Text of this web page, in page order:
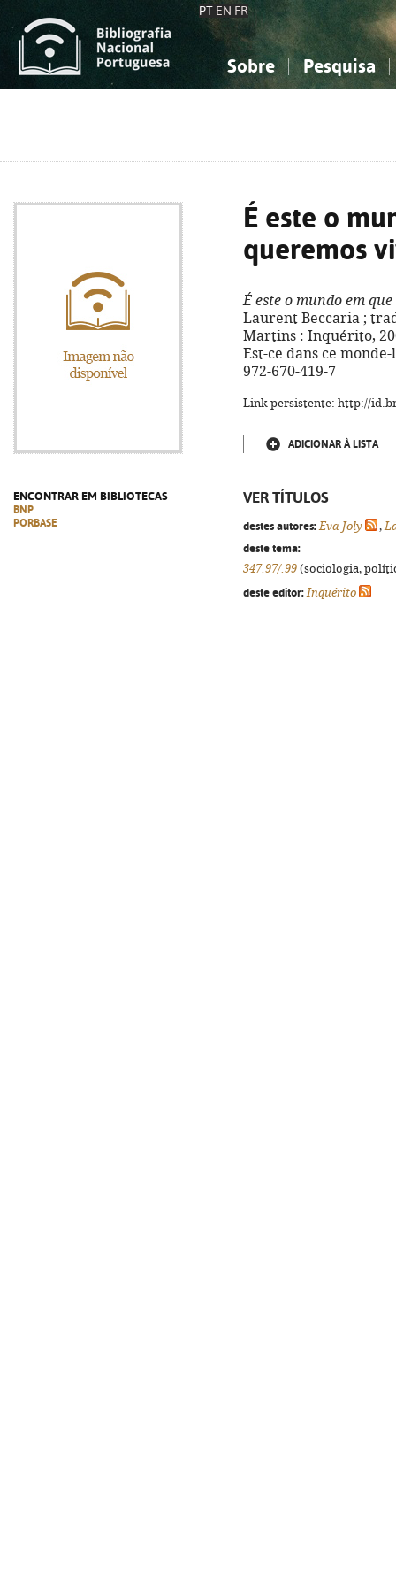
PT EN FR
Sobre Pesquisa
ENCONTRAR EM BIBLIOTECAS
BNP
PORBASE
É este o
queremos
É este o mundo em
Laurent Beccaria ;
Martins : Inquérito,
Est-ce dans ce
972-670-419-7
Link persistente: http://
ADICIONAR À LISTA
VER TÍTULOS
destes autores: Eva Joly ,
deste tema:
347.97/.99 (sociologia,
deste editor: Inquérito